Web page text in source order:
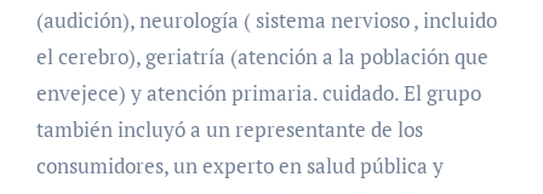
(audición), neurología ( sistema nervioso , incluido
el cerebro), geriatría (atención a la población que
envejece) y atención primaria. cuidado. El grupo
también incluyó a un representante de los
consumidores, un experto en salud pública y